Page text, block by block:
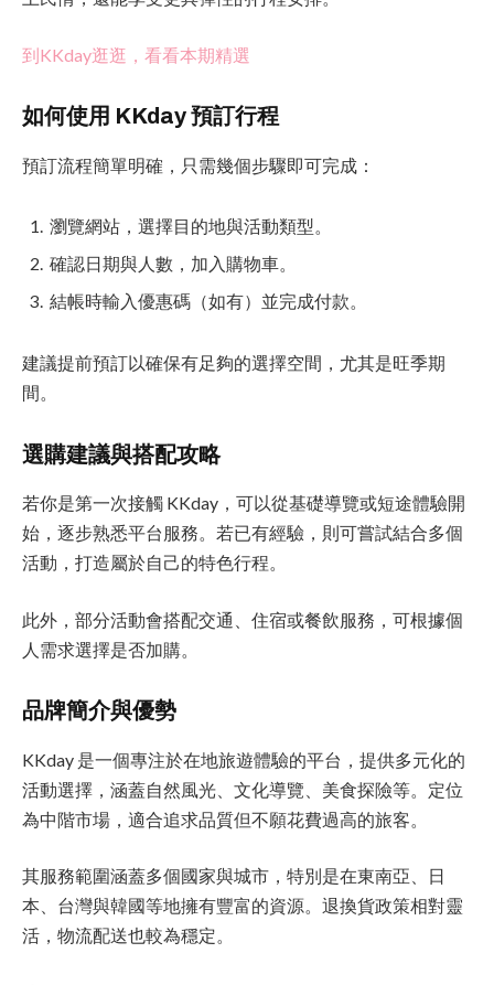
到KKday逛逛，看看本期精選
如何使用 KKday 預訂行程
預訂流程簡單明確，只需幾個步驟即可完成：
瀏覽網站，選擇目的地與活動類型。
確認日期與人數，加入購物車。
結帳時輸入優惠碼（如有）並完成付款。
建議提前預訂以確保有足夠的選擇空間，尤其是旺季期
間。
選購建議與搭配攻略
若你是第一次接觸 KKday，可以從基礎導覽或短途體驗開
始，逐步熟悉平台服務。若已有經驗，則可嘗試結合多個
活動，打造屬於自己的特色行程。
此外，部分活動會搭配交通、住宿或餐飲服務，可根據個
人需求選擇是否加購。
品牌簡介與優勢
KKday 是一個專注於在地旅遊體驗的平台，提供多元化的
活動選擇，涵蓋自然風光、文化導覽、美食探險等。定位
為中階市場，適合追求品質但不願花費過高的旅客。
其服務範圍涵蓋多個國家與城市，特別是在東南亞、日
本、台灣與韓國等地擁有豐富的資源。退換貨政策相對靈
活，物流配送也較為穩定。